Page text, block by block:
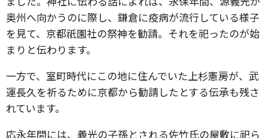
奥州へ向かうのに際し、鎌倉に疫病が流行している様子
を見て、京都祇園社の祭神を勧請。それを祀ったのが始
まりと伝わります。
一方で、室町時代にこの地に住んでいた上杉憲房が、武
運長久を祈るために京都から勧請したとする伝承も残さ
れています。
応永年間には、義光の子孫とされる佐竹氏の屋敷に祀ら